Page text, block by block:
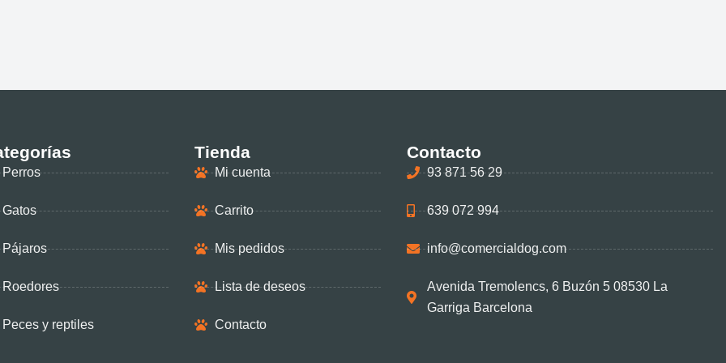
Perros
Gatos
Pájaros
Roedores
Peces y reptiles
Tienda
Mi cuenta
Carrito
Mis pedidos
Lista de deseos
Contacto
Contacto
93 871 56 29
639 072 994
info@comercialdog.com
Avenida Tremolencs, 6 Buzón 5 08530 La
Garriga Barcelona